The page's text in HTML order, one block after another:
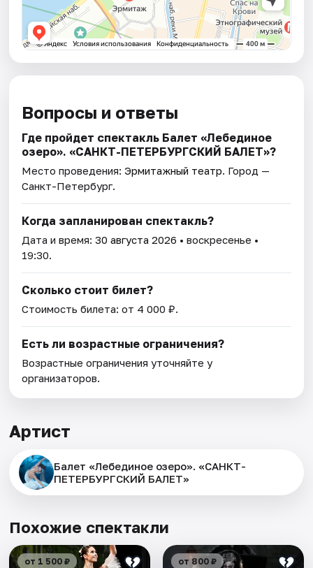
Вопросы и ответы
Где пройдет спектакль Балет «Лебединое
озеро». «САНКТ-ПЕТЕРБУРГСКИЙ БАЛЕТ»?
Место проведения:Эрмитажный театр. Город —
Санкт-Петербург.
Когда запланирован спектакль?
Дата и время:30 августа 2026 • воскресенье •
19:30.
Сколько стоит билет?
Стоимость билета: от 4 000 ₽.
Есть ли возрастные ограничения?
Возрастные ограничения уточняйте у
организаторов.
Артист
Балет «Лебединое озеро». «САНКТ-
ПЕТЕРБУРГСКИЙ БАЛЕТ»
Похожие спектакли
от 1 500 ₽ от 800 ₽